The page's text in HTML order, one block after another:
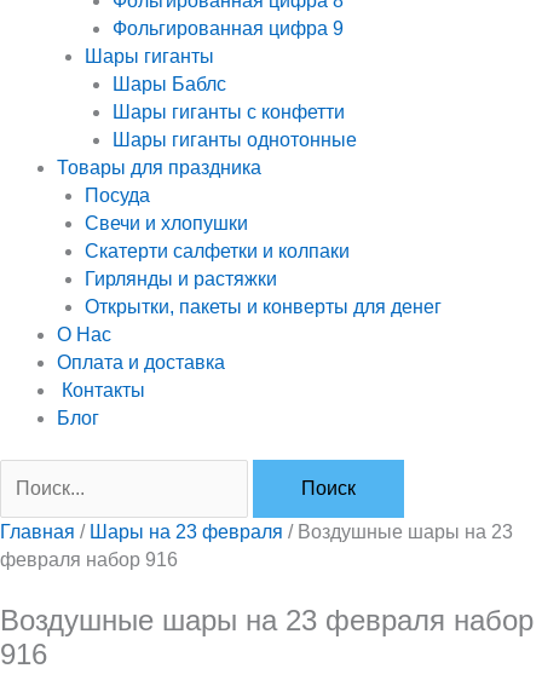
Фольгированная цифра 9
Шары гиганты
Шары Баблс
Шары гиганты с конфетти
Шары гиганты однотонные
Товары для праздника
Посуда
Свечи и хлопушки
Скатерти салфетки и колпаки
Гирлянды и растяжки
Открытки, пакеты и конверты для денег
О Нас
Оплата и доставка
Контакты
Блог
Главная / Шары на 23 февраля / Воздушные шары на 23
февраля набор 916
Воздушные шары на 23 февраля набор
916